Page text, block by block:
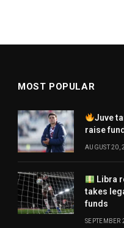
MOST POPULAR
Juve
raise
AUGUST 20,
Libra
takes
funds
SEPTEMBER